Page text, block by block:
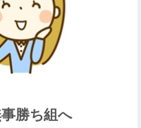
勝ち組へ